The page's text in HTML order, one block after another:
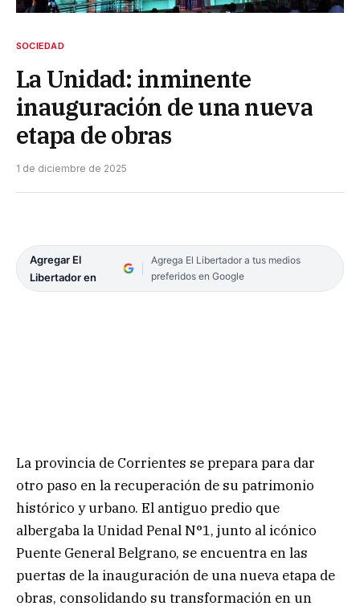
SOCIEDAD
La Unidad: inminente
inauguración de una nueva
etapa de obras
1 de diciembre de 2025
Agregar El
Libertador en
Agrega El Libertador a tus medios
preferidos en Google
La provincia de Corrientes se prepara para dar
otro paso en la recuperación de su patrimonio
histórico y urbano. El antiguo predio que
albergaba la Unidad Penal N°1, junto al icónico
Puente General Belgrano, se encuentra en las
puertas de la inauguración de una nueva etapa de
obras, consolidando su transformación en un